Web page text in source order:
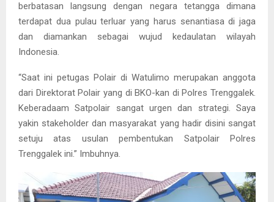
berbatasan langsung dengan negara tetangga dimana
terdapat dua pulau terluar yang harus senantiasa di jaga
dan diamankan sebagai wujud kedaulatan wilayah
Indonesia.
“Saat ini petugas Polair di Watulimo merupakan anggota
dari Direktorat Polair yang di BKO-kan di Polres Trenggalek.
Keberadaam Satpolair sangat urgen dan strategi. Saya
yakin stakeholder dan masyarakat yang hadir disini sangat
setuju atas usulan pembentukan Satpolair Polres
Trenggalek ini.” Imbuhnya.